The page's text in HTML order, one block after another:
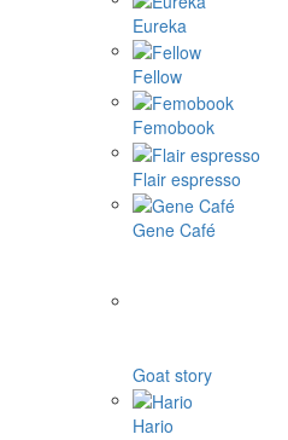
Eureka
Fellow
Femobook
Flair espresso
Gene Café
Goat story
Hario